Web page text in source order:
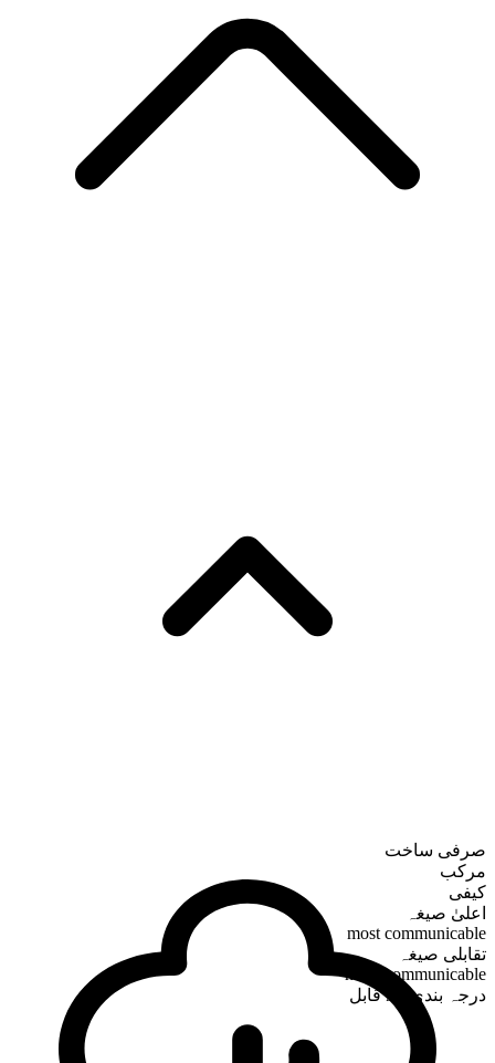
صرفی ساخت
مرکب
کیفی
اعلیٰ صیغہ
most communicable
تقابلی صیغہ
more communicable
درجہ بندی کے قابل